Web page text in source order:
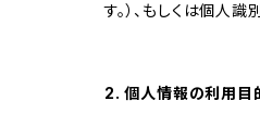
す。）、もしくは個人
2. 個人情報の利用目